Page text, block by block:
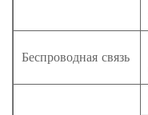
Беспроводная связь